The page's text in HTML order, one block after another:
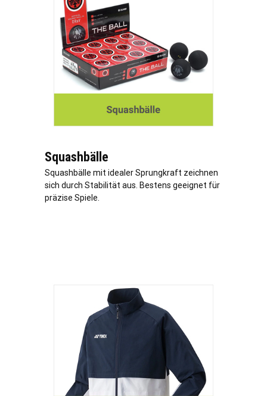
Squashbälle
Squashbälle mit idealer Sprungkraft zeichnen
sich durch Stabilität aus. Bestens geeignet für
präzise Spiele.